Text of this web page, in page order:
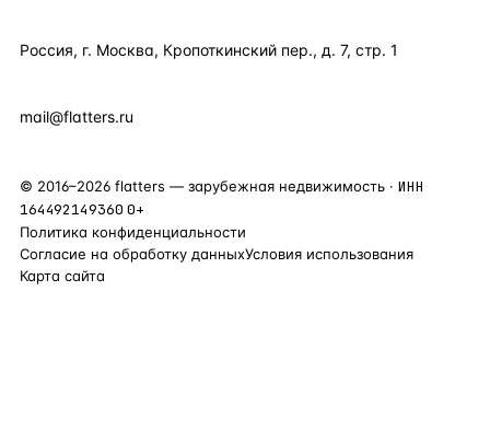
Россия, г. Москва, Кропоткинский пер., д. 7, стр. 1
mail@flatters.ru
© 2016–2026 flatters — зарубежная недвижимость · ИНН
164492149360 0+
Политика конфиденциальности
Согласие на обработку данныхУсловия использования
Карта сайта